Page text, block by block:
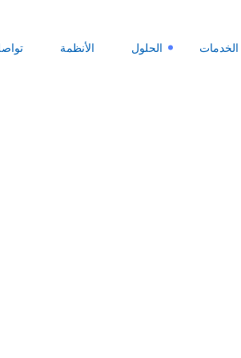
الخدمات الحلول الأنظمة